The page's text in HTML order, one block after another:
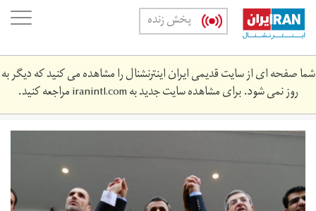
Skip
main
content
پخش زنده
شما صفحه ای از سایت قدیمی ایران اینترنشنال را مشاهده می کنید که دیگر به
روز نمی شود. برای مشاهده سایت جدید بهiranintl.comمراجعه کنید.
shafaqna-
60.jpg